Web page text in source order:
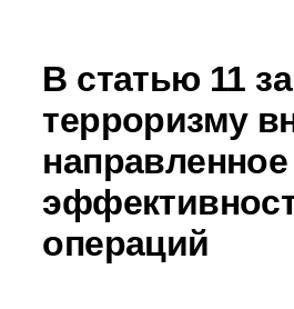
В статью 11
терроризму
операций